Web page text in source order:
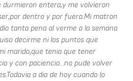
durmieron entera,y me volvieron
dentro y por fuera.Mi matron
tanta pena al verme a la semana
decirme ni los puntos que
marido,que tenia que tener
y con paciencia...no pude volver
a dia de hoy cuando lo